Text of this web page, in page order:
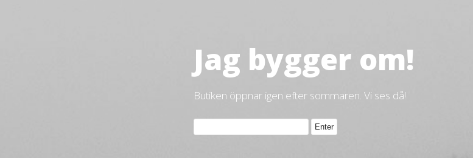
Jag bygger om!
Butiken öppnar igen efter sommaren. Vi ses då!